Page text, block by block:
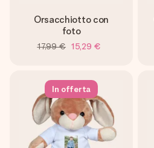
Orsacchiotto con
foto
17,99 € 15,29 €
In offerta